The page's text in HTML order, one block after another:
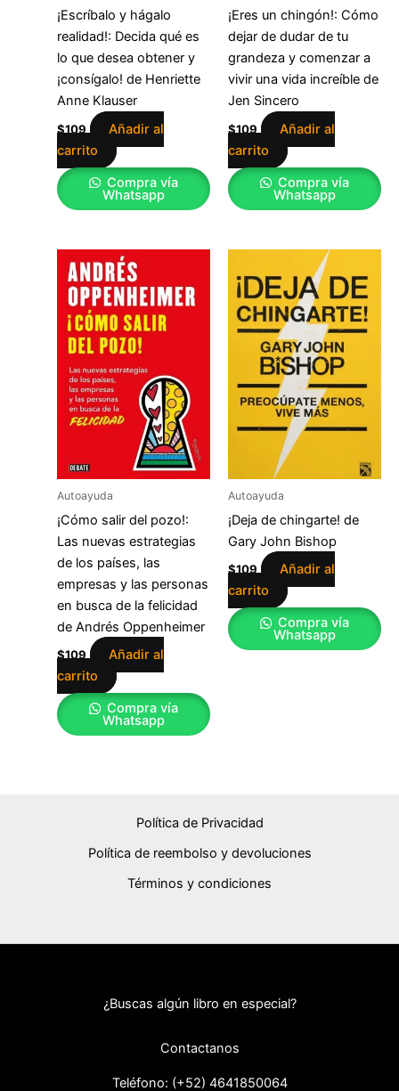
¡Escríbalo y hágalo
realidad!: Decida qué es
lo que desea obtener y
¡consígalo! de Henriette
Anne Klauser
$109
Añadir al
carrito
Compra vía
Whatsapp
¡Eres un chingón!: Cómo
dejar de dudar de tu
grandeza y comenzar a
vivir una vida increíble de
Jen Sincero
$109
Añadir al
carrito
Compra vía
Whatsapp
Autoayuda
¡Cómo salir del pozo!:
Las nuevas estrategias
de los países, las
empresas y las personas
en busca de la felicidad
de Andrés Oppenheimer
$109
Añadir al
carrito
Compra vía
Whatsapp
Autoayuda
¡Deja de chingarte! de
Gary John Bishop
$109
Añadir al
carrito
Compra vía
Whatsapp
Política de Privacidad
Política de reembolso y devoluciones
Términos y condiciones
¿Buscas algún libro en especial?
Contactanos
Teléfono: (+52) 4641850064